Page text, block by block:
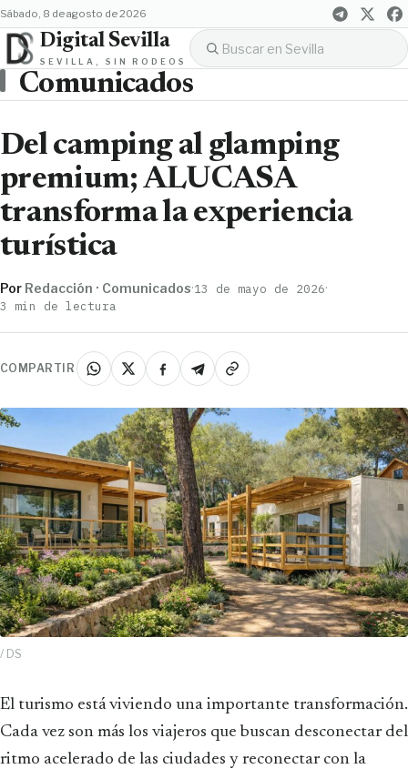
sábado, 8 de agosto de 2026
Digital Sevilla
SEVILLA, SIN RODEOS
Comunicados
Del camping al glamping
premium; ALUCASA
transforma la experiencia
turística
Por Redacción · Comunicados·13 de mayo de 2026·
3 min de lectura
COMPARTIR
/ DS
El turismo está viviendo una importante transformación.
Cada vez son más los viajeros que buscan desconectar del
ritmo acelerado de las ciudades y reconectar con la